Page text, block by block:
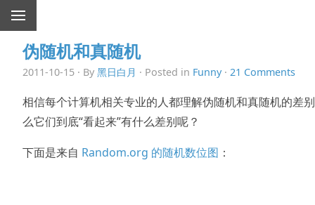
伪随机和真随机
2011-10-15 · By 黑日白月 · Posted in Funny· 21 Comments
相信每个计算机相关专业的人都理解伪随机和真随机的差
么它们到底“看起来”有什么差别呢？
下面是来自 Random.org 的随机数位图 ：